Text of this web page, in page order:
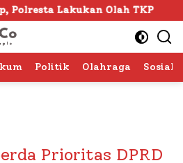
Olah TKP 103 Kafilah
Politik Olahraga Sosial
Prioritas DPRD